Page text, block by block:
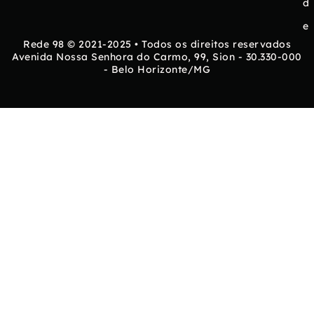
d
e
Rede 98 © 2021-2025 • Todos os direitos reservados
Avenida Nossa Senhora do Carmo, 99, Sion - 30.330-000
- Belo Horizonte/MG